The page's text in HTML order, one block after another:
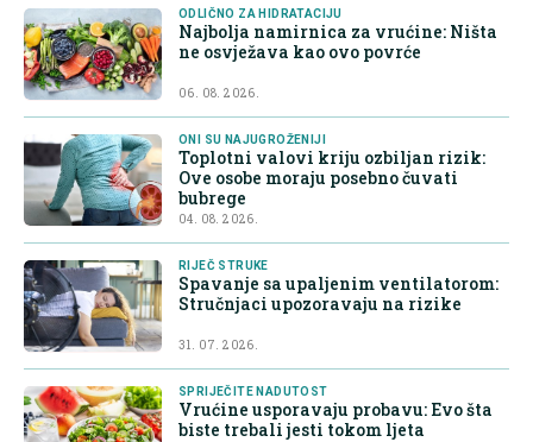
ODLIČNO ZA HIDRATACIJU
Najbolja namirnica za vrućine: Ništa
ne osvježava kao ovo povrće
06. 08. 2026.
ONI SU NAJUGROŽENIJI
Toplotni valovi kriju ozbiljan rizik:
Ove osobe moraju posebno čuvati
bubrege
04. 08. 2026.
RIJEČ STRUKE
Spavanje sa upaljenim ventilatorom:
Stručnjaci upozoravaju na rizike
31. 07. 2026.
SPRIJEČITE NADUTOST
Vrućine usporavaju probavu: Evo šta
biste trebali jesti tokom ljeta